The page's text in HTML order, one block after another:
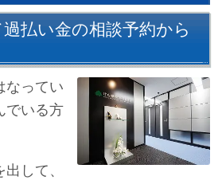
払い金の相談予約から
なってい
でいる方
して、